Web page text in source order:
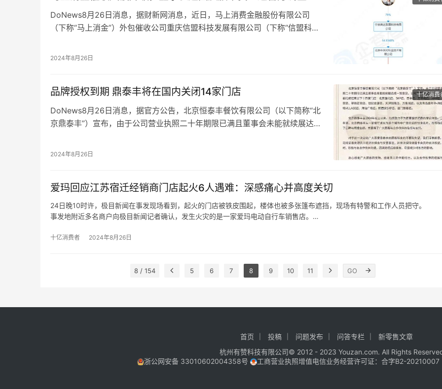
DoNews8月26日消息，据财新网消息，近日，马上消费金融股份有限公司
（下称“马上消金”）外包催收公司重庆信盟科技发展有限公司（下称“信盟科
天眼查信息显示，重庆信盟科技是马上消金董事长赵国庆实际控制的公司。
2024年8月26日
十亿消费
品牌授权到期 鼎泰丰将在国内关闭14家门店
DoNews8月26日消息，据官方公告，北京恒泰丰餐饮有限公司（以下简称“北
京鼎泰丰”）宣布，由于公司营业执照二十年期限已满且董事会未能就续展达成
店、SKP店、西单店、芳草地店、APM店、国贸店、翠微百货店、世纪金源
2024年8月26日
爱玛回应江苏宿迁经销商门店起火6人遇难：深感痛心并高度关切
24日晚10时许，极目新闻在事发现场看到，起火的门店被铁皮围起，楼体也被多张篷布遮挡，现场有特警和工作人员把守。
事发地附近多名商户向极目新闻记者确认，发生火灾的是一家爱玛电动自行车销售店。
查，确保事件得到妥善公正地处理。
十亿消费者 2024年8月26日
8 / 154 5 6 7 8 9 10 11
首页 投稿 问题发布 问答专栏
新零售文章
杭州有赞科技有限公司© 2012 - 2023 Youzan.com. All Rights
浙公网安备 33010602004358号
工商营业执照增值电信业务经营许可证：合字B2-20210007